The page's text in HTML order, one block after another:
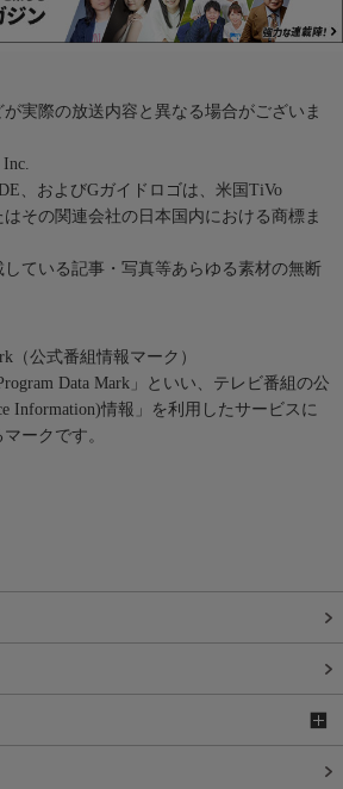
実際の放送内容と異なる場合がございま
、およびGガイドロゴは、米国TiVo
その関連会社の日本国内における商標ま
ている記事・写真等あらゆる素材の無断
（公式番組情報マーク）
Data Mark」といい、テレビ番組の公
Information)情報」を利用したサービスに
ークです。